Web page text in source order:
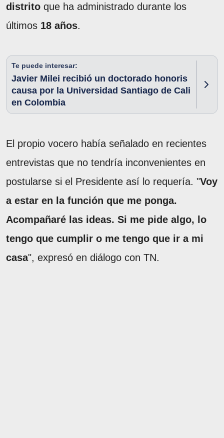
distrito que ha administrado durante los
últimos 18 años.
Te puede interesar:
Javier Milei recibió un doctorado honoris
causa por la Universidad Santiago de Cali
en Colombia
El propio vocero había señalado en recientes
entrevistas que no tendría inconvenientes en
postularse si el Presidente así lo requería. "Voy
a estar en la función que me ponga.
Acompañaré las ideas. Si me pide algo, lo
tengo que cumplir o me tengo que ir a mi
casa", expresó en diálogo con TN.